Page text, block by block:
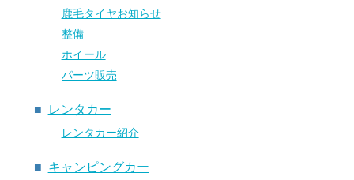
鹿毛タイヤお知らせ
整備
ホイール
パーツ販売
レンタカー
レンタカー紹介
キャンピングカー